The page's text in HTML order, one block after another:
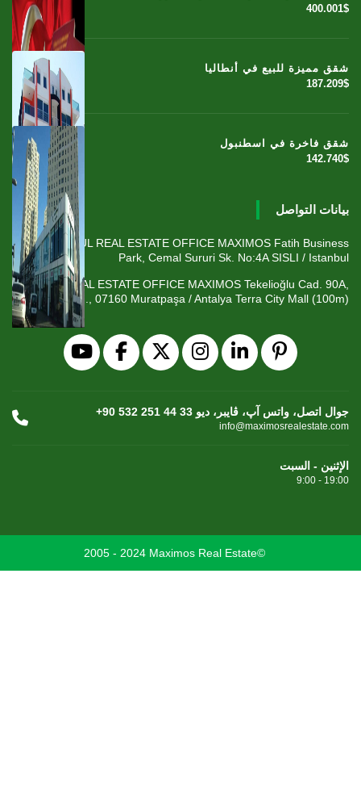
400.001$
شقق مميزة للبيع في أنطاليا
187.209$
شقق فاخرة في اسطنبول
142.740$
بيانات التواصل
ISTANBUL REAL ESTATE OFFICE MAXIMOS Fatih Business
Park, Cemal Sururi Sk. No:4A SISLI / Istanbul
ANTALYA REAL ESTATE OFFICE MAXIMOS Tekelioğlu Cad. 90A,
Fener Mah., 07160 Muratpaşa / Antalya Terra City Mall (100m)
+90 532 251 44 33 جوال اتصل، واتس آپ، ڤايبر، ديو
info@maximosrealestate.com
الإثنين - السبت
9:00 - 19:00
2005 - 2024 Maximos Real Estate©